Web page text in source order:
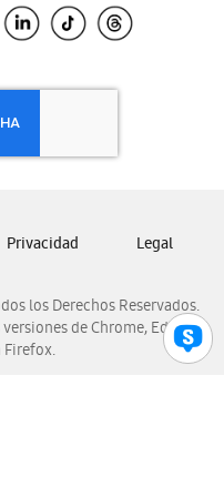
los Derechos Reservados.
de Chrome, Edge,
Privacidad Legal